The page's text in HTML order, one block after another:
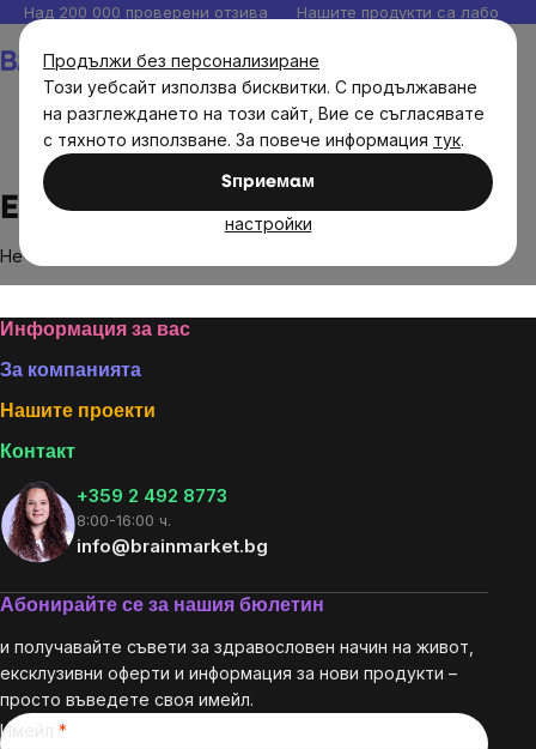
Продължи без персонализиране
Този уебсайт използва бисквитки. С продължаване
на разглеждането на този сайт, Вие се съгласявате
с тяхното използване. За повече информация тук.
Sпpиeмaм
настройки
Прескочи
към
съдържанието
Над 200 000 проверени отзива Нашите продукти са
Edgar
Не са намерени стоки на марката
Footer
Информация за вас
За компанията
Нашите проекти
Контакт
+359 2 492 8773
8:00-16:00 ч.
info@brainmarket.bg
Абонирайте се за нашия бюлетин
и получавайте съвети за здравословен начин на живот,
ексклузивни оферти и информация за нови продукти –
просто въведете своя имейл.
Имейл